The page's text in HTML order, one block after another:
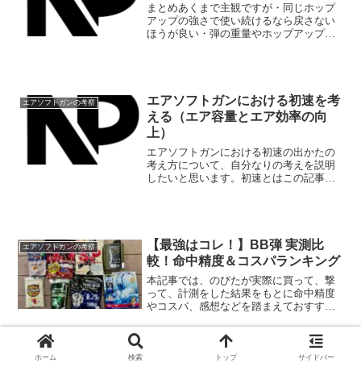
まとめあくまで主観ですが・同じホップ
アップの強さで使い続けるなら戻さない
ほうが良い・弾の重量やホップアップの
エアソフトガンの考察
エアソフトガンにおける初速を考
える（エア容量とエア効率の向
上）
エアソフトガンにおける初速の出かたの
考え方について、自分なりの考えを説明
したいと思います。初速とはこの記事で
エアソフトガンの考察
【最強はコレ！】BB弾 実測比
較！命中精度＆コスパランキング
本記事では、のびたが実際に買って、撃
って、計測をした結果をもとに命中精度
やコスパ、感想などを踏まえておすすめ
までご覧ください！トップ写真以外に、
競技勢の声に応えて、BLS蓄光とHitCall
蓄光も追加し...
ホーム 検索 トップ サイドバー